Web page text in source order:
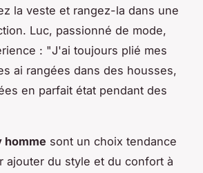
la veste et rangez-la dans une
Luc, passionné de mode,
: "J'ai toujours plié mes
ai rangées dans des housses,
en parfait état pendant des
homme sont un choix tendance
ajouter du style et du confort à